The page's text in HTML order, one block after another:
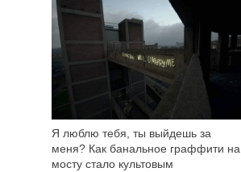
Я люблю тебя, ты выйдешь за
меня? Как банальное граффити на
мосту стало культовым
18 129